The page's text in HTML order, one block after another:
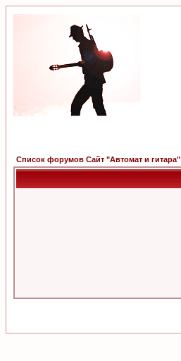
Список форумов Сайт "Автомат и гитара"